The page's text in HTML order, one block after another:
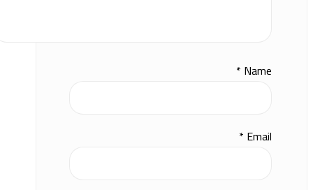
Name
*
Email
*